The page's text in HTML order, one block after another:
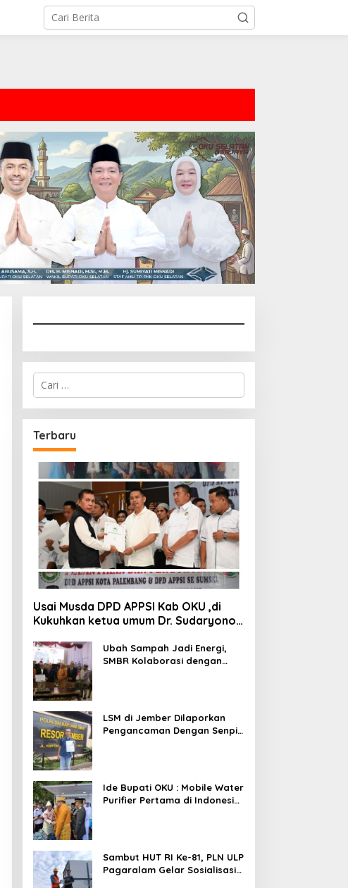
Cari
untuk:
Terbaru
Usai Musda DPD APPSI Kab OKU ,di
Kukuhkan ketua umum Dr. Sudaryono,
Ubah Sampah Jadi Energi,
SMBR Kolaborasi dengan
LSM di Jember Dilaporkan
Pengancaman Dengan Senpi
Ide Bupati OKU : Mobile Water
Purifier Pertama di Indonesia,
Raja Di HUT ke-116 OKU
Sambut HUT RI Ke-81, PLN ULP
Pagaralam Gelar Sosialisasi